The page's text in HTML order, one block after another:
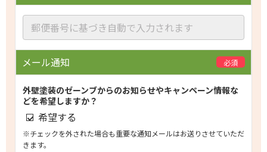
メール通知 必須
外壁塗装のゼーンブからのお知らせやキャンペーン情報な
どを希望しますか？
希望する
※チェックを外された場合も重要な通知メールはお送りさせていただ
きます。